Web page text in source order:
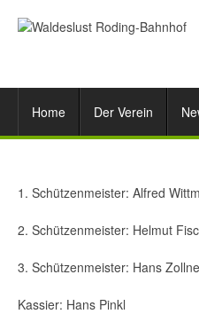
Home Der Verein
1. Schützenmeister: Alfred
2. Schützenmeister: Helmut
3. Schützenmeister: Hans
Kassier: Hans Pinkl